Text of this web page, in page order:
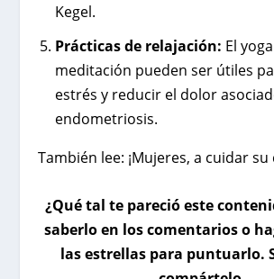
Kegel.
Prácticas de relajación: El
meditación pueden ser útiles
estrés y reducir el dolor
endometriosis.
También lee: ¡Mujeres, a cuidar su
¿Qué tal te pareció este
saberlo en los comentarios o
las estrellas para puntuarlo.